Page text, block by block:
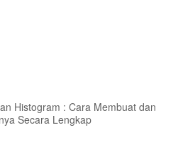
Histogram : Cara Membuat dan
Secara Lengkap